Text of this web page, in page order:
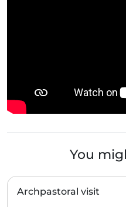
You
Archpastoral visit